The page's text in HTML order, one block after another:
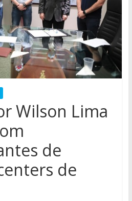
Wilson Lima
de
de